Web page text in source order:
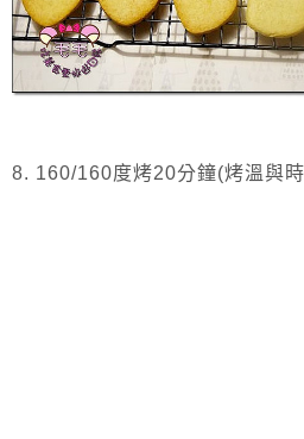
8. 160/160度烤20分鐘(烤溫與